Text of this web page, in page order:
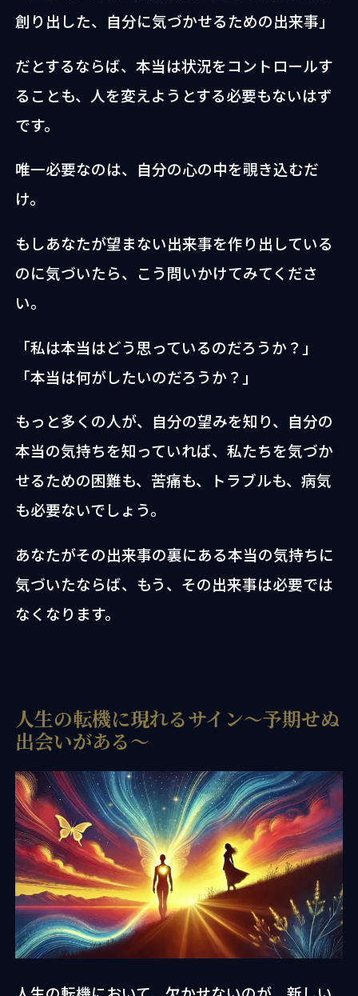
創り出した、自分に気づかせるための出来事」
だとするならば、本当は状況をコントロールす
ることも、人を変えようとする必要もないはず
です。
唯一必要なのは、自分の心の中を覗き込むだ
け。
もしあなたが望まない出来事を作り出している
のに気づいたら、こう問いかけてみてくださ
い。
「私は本当はどう思っているのだろうか？」
「本当は何がしたいのだろうか？」
もっと多くの人が、自分の望みを知り、自分の
本当の気持ちを知っていれば、私たちを気づか
せるための困難も、苦痛も、トラブルも、病気
も必要ないでしょう。
あなたがその出来事の裏にある本当の気持ちに
気づいたならば、もう、その出来事は必要では
なくなります。
人生の転機に現れるサイン〜予期せぬ
出会いがある〜